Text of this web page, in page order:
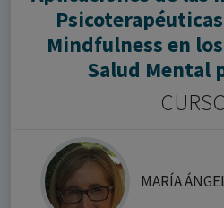
Mindfulness en
Salud Mental
MARÍA